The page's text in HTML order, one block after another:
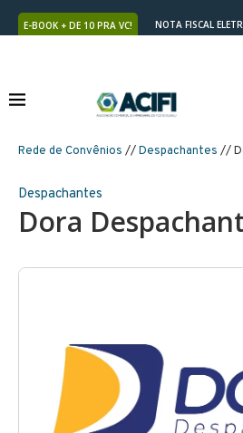
E-BOOK + DE 10 PRA VC! NOTA FISCAL
Rede de Convênios //Despachantes //
Despachantes
Dora